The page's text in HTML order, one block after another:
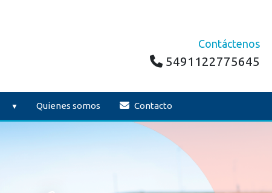
Contáctenos
5491122775645
Quienes somos Contacto